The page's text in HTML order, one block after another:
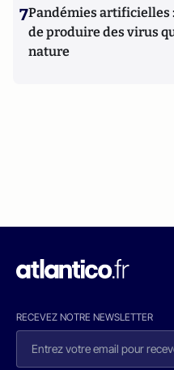
7Pandémies artificielles
de produire des virus
nature
RECEVEZ NOTRE NEWSLETTER